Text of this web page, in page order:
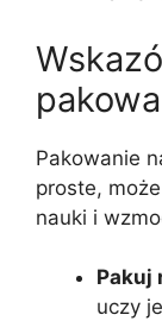
Pakowanie
proste,
nauki i
Pakuj
uczy